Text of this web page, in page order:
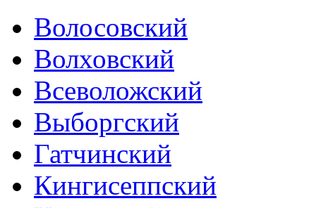
Волосовский
Волховский
Всеволожский
Выборгский
Гатчинский
Кингисеппский